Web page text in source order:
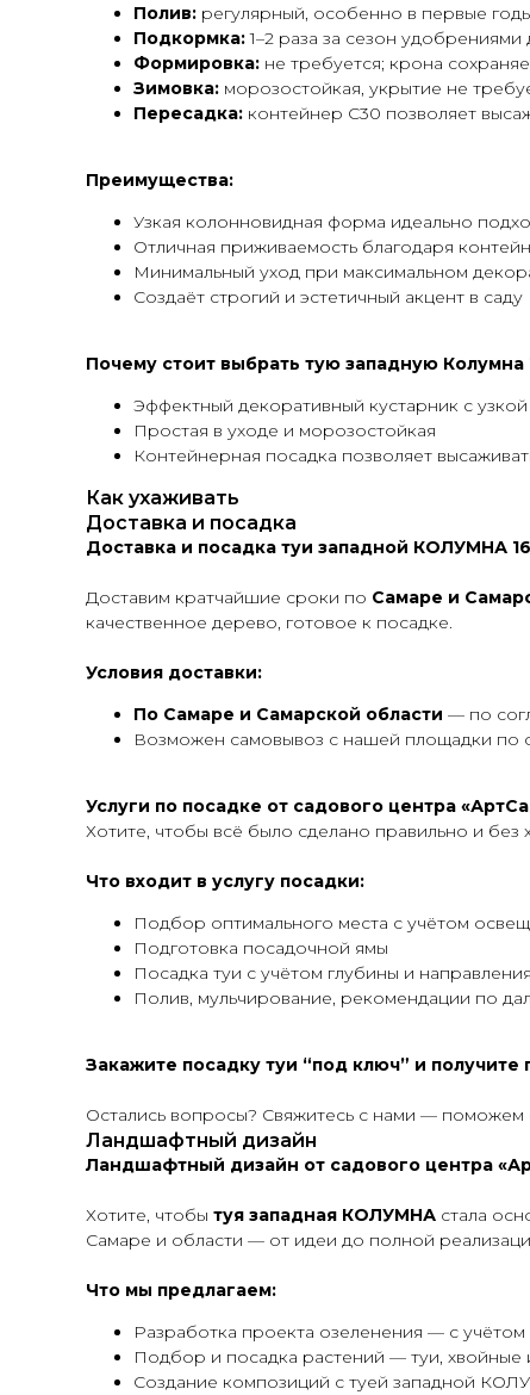
Полив: регулярный, особенно в первые
Подкормка:1–2 раза за сезон удобрениями
Формировка: не требуется; крона
Зимовка: морозостойкая, укрытие не
Пересадка: контейнер С30 позволяет
Преимущества:
Узкая колонновидная форма идеально
Отличная приживаемость благодаря
Минимальный уход при максимальном
Создаёт строгий и эстетичный акцент в саду
Почему стоит выбрать тую западную Колумна
Эффектный декоративный кустарник с
Простая в уходе и морозостойкая
Контейнерная посадка позволяет
Как ухаживать
Доставка и посадка
Доставка и посадка туи западной КОЛУМНА
Доставим кратчайшие сроки по Самаре и
качественное дерево, готовое к посадке.
Условия доставки:
По Самаре и Самарской области — по
Возможен самовывоз с нашей площадки по
Услуги по посадке от садового центра
Хотите, чтобы всё было сделано правильно и без
Что входит в услугу посадки:
Подбор оптимального места с учётом
Подготовка посадочной ямы
Посадка туи с учётом глубины и
Полив, мульчирование, рекомендации по
Закажите посадку туи “под ключ” и
Остались вопросы? Свяжитесь с нами —
Ландшафтный дизайн
Ландшафтный дизайн от садового центра
Хотите, чтобы туя западная КОЛУМНА стала
Самаре и области — от идеи до полной
Что мы предлагаем:
Разработка проекта озеленения — с
Подбор и посадка растений — туи, хвойные
Создание композиций с туей западной